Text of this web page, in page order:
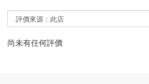
尚未有任何評價